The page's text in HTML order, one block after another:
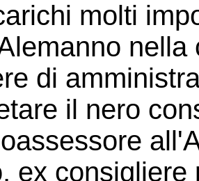
molti
di
il nero
ex